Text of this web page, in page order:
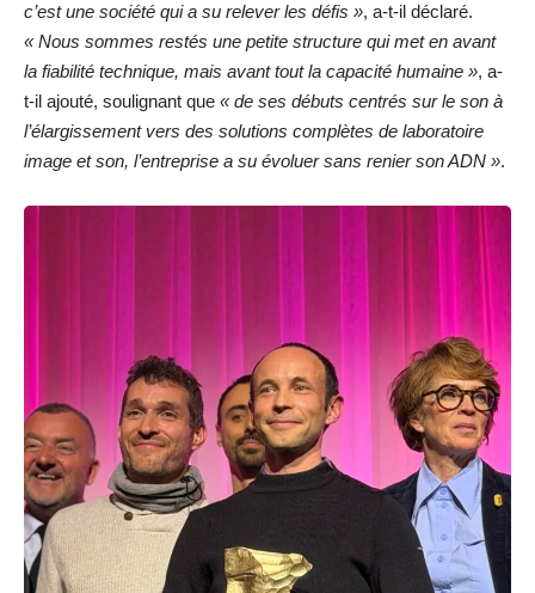
c’est une société qui a su relever les défis », a-t-il déclaré.
« Nous sommes restés une petite structure qui met en avant
la fiabilité technique, mais avant tout la capacité humaine », a-
t-il ajouté, soulignant que « de ses débuts centrés sur le son à
l’élargissement vers des solutions complètes de laboratoire
image et son, l’entreprise a su évoluer sans renier son ADN ».